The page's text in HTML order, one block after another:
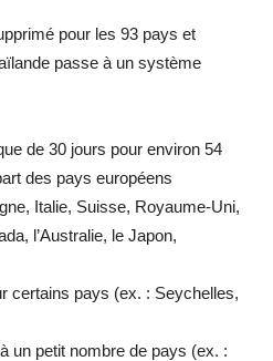
pour les 93 pays et
passe à un système
de 30 jours pour environ 54
des pays européens
Italie, Suisse, Royaume-Uni,
l’Australie, le Japon,
certains pays (ex. : Seychelles,
un petit nombre de pays (ex. :